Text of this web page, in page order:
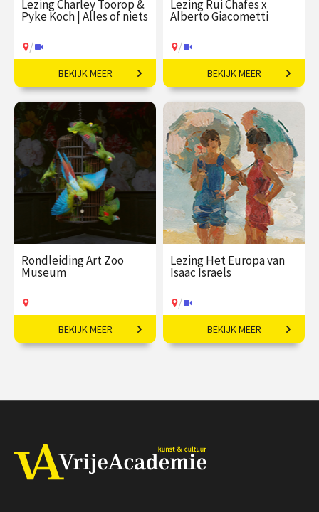
Lezing Charley Toorop &
Pyke Koch | Alles of niets
/
Vrienden, geliefden of
rivalen?
€ 19,50
vanaf 29
aug
/ Op locatie of online
BEKIJK MEER
Lezing Rui Chafes x
Alberto Giacometti
/
Ontmoeting tussen twee
grootmeesters.
€ 19,50
vanaf 07
sep
/ Op locatie of online
BEKIJK MEER
Rondleiding Art Zoo
Museum
Ontdek het nieuwste
museum in Amsterdam!
sep
BEKIJK MEER
Lezing Het Europa van
Isaac Israels
/
Een leven in beweging
door een turbulent
BEKIJK MEER